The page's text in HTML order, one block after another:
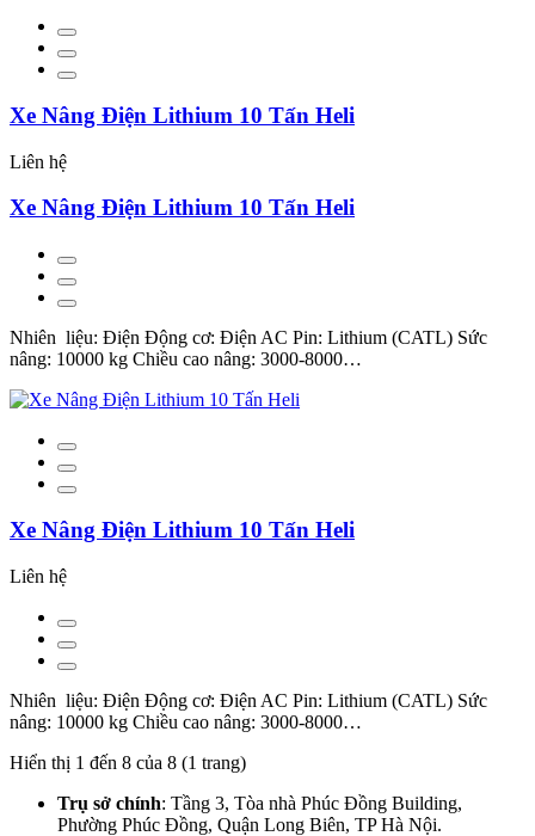
Xe Nâng Điện Lithium 10 Tấn Heli
Liên hệ
Xe Nâng Điện Lithium 10 Tấn Heli
Nhiên liệu: Điện Động cơ: Điện AC Pin: Lithium (CATL) Sức
nâng: 10000 kg Chiều cao nâng: 3000-8000…
Xe Nâng Điện Lithium 10 Tấn Heli
Liên hệ
Nhiên liệu: Điện Động cơ: Điện AC Pin: Lithium (CATL) Sức
nâng: 10000 kg Chiều cao nâng: 3000-8000…
Hiển thị 1 đến 8 của 8 (1 trang)
Trụ sở chính: Tầng 3, Tòa nhà Phúc Đồng Building,
Phường Phúc Đồng, Quận Long Biên, TP Hà Nội.